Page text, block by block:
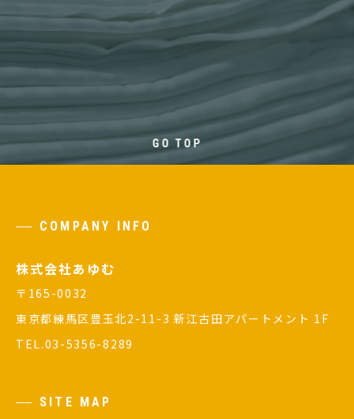
GO TOP
COMPANY INFO
株式会社あゆむ
〒165-0032
東京都練馬区豊玉北2-11-3 新江古田アパートメント 1F
TEL.03-5356-8289
SITE MAP